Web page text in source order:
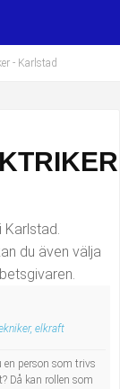
- Karlstad
Karlstad.
du även välja
elkraft
person som trivs
Då kan rollen som